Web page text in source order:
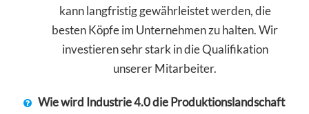
kann langfristig gewährleistet werden, die
besten Köpfe im Unternehmen zu halten. Wir
investieren sehr stark in die Qualifikation
unserer Mitarbeiter.
Wie wird Industrie 4.0 die Produktionslandschaft